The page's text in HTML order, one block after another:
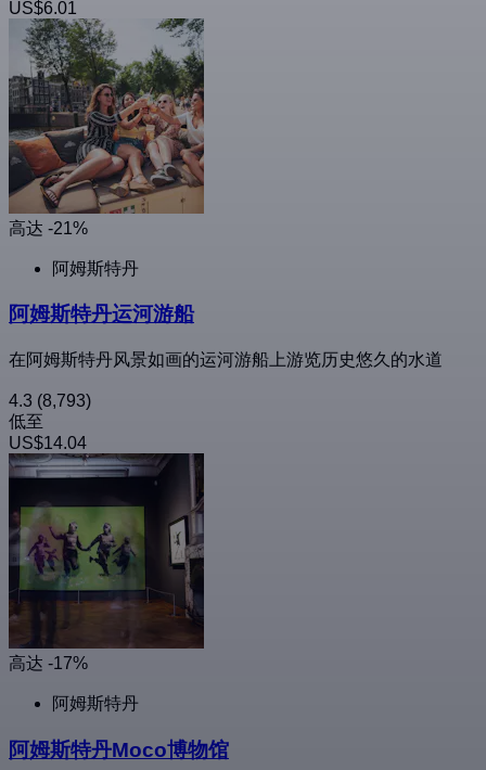
US$6.01
高达 -21%
阿姆斯特丹
阿姆斯特丹运河游船
在阿姆斯特丹风景如画的运河游船上游览历史悠久的水道
4.3 (8,793)
低至
US$14.04
高达 -17%
阿姆斯特丹
阿姆斯特丹Moco博物馆